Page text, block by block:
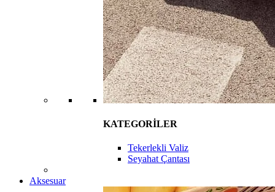
KATEGORİLER
Tekerlekli Valiz
Seyahat Çantası
Aksesuar